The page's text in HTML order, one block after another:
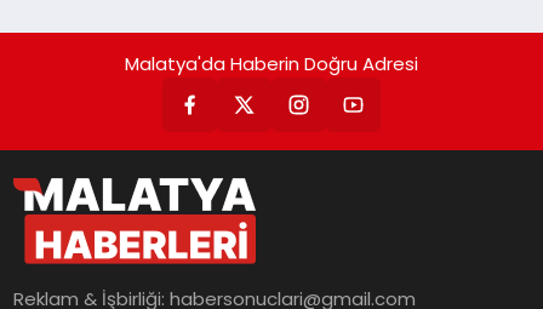
Malatya'da Haberin Doğru Adresi
Reklam & İşbirliği:habersonuclari@gmail.com